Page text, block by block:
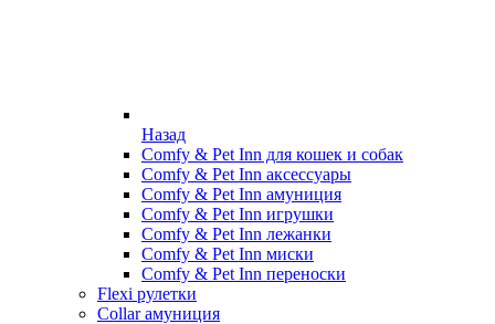
Назад
Comfy & Pet Inn для кошек и собак
Comfy & Pet Inn аксессуары
Comfy & Pet Inn амуниция
Comfy & Pet Inn игрушки
Comfy & Pet Inn лежанки
Comfy & Pet Inn миски
Comfy & Pet Inn переноски
Flexi рулетки
Collar амуниция